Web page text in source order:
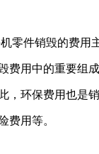
零件销毁的费用
用中的重要组成
环保费用也是销
费用等。